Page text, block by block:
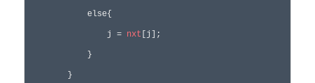
            else{
                j =
nxt [j];
            }
        }